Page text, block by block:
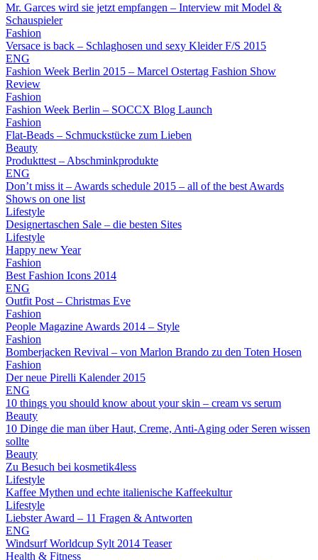
Mr. Garces wird sie jetzt empfangen – Interview mit Model &
Schauspieler
Fashion
Versace is back – Schlaghosen und sexy Kleider F/S 2015
ENG
Fashion Week Berlin 2015 – Marcel Ostertag Fashion Show
Review
Fashion
Fashion Week Berlin – SOCCX Blog Launch
Fashion
Flat-Beads – Schmuckstücke zum Lieben
Beauty
Produkttest – Abschminkprodukte
ENG
Don’t miss it – Awards schedule 2015 – all of the best Awards
Shows on one list
Lifestyle
Designertaschen Sale – die besten Sites
Lifestyle
Happy new Year
Fashion
Best Fashion Icons 2014
ENG
Outfit Post – Christmas Eve
Fashion
People Magazine Awards 2014 – Style
Fashion
Bomberjacken Revival – von Marlon Brando zu den Toten Hosen
Fashion
Der neue Pirelli Kalender 2015
ENG
10 things you should know about your skin – cream vs serum
Beauty
10 Dinge die man über Haut, Creme, Anti-Aging oder Seren wissen
sollte
Beauty
Zu Besuch bei kosmetik4less
Lifestyle
Kaffee Mythen und echte italienische Kaffeekultur
Lifestyle
Liebster Award – 11 Fragen & Antworten
ENG
Windsurf Worldcup Sylt 2014 Teaser
Health & Fitness